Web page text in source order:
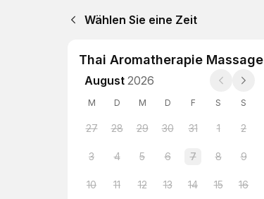
Wählen Sie eine Zeit
Thai Aromatherapie Massage
August 2026
M D M D F S S
27 28 29 30 31 1 2
3 4 5 6 7 8 9
10 11 12 13 14 15 16